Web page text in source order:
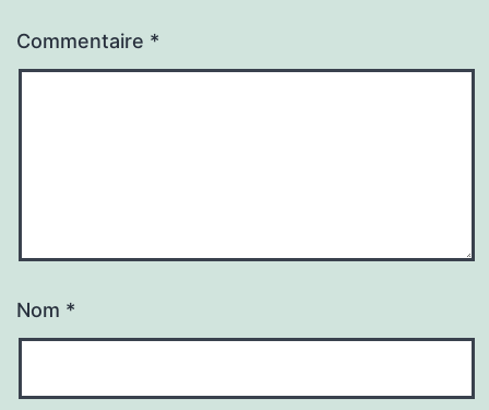
Commentaire *
Nom *